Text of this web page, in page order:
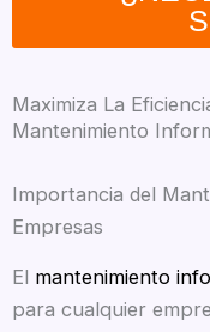
Maximiza La
Mantenimiento
Importancia del
Empresas
El mantenimiento
para cualquier